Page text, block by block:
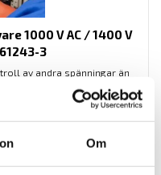
Om
1000 V AC / 1400 V
3
av andra spänningar än
DC med 1000 V kat IV
LÄS MER